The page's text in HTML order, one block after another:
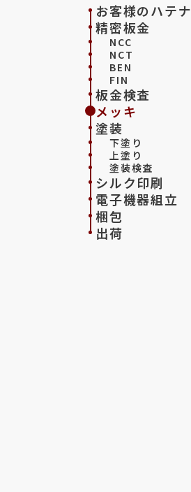
お客様のハテナ
精密板金
NCC
NCT
BEN
FIN
板金検査
メッキ
塗装
下塗り
上塗り
塗装検査
シルク印刷
電子機器組立
梱包
出荷